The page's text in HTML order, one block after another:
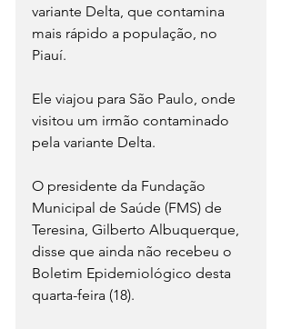
variante Delta, que contamina
mais rápido a população, no
Piauí.
Ele viajou para São Paulo, onde
visitou um irmão contaminado
pela variante Delta.
O presidente da Fundação
Municipal de Saúde (FMS) de
Teresina, Gilberto Albuquerque,
disse que ainda não recebeu o
Boletim Epidemiológico desta
quarta-feira (18).